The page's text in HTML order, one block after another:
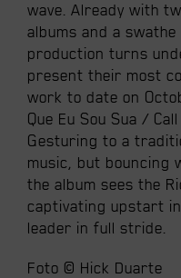
wave. Already with
albums and a
production turns
present their most
work to date on
Que Eu Sou Sua /
Gesturing to a
music, but bouncing
the album sees the
captivating upstart
leader in full stride.
Foto © Hick Duarte